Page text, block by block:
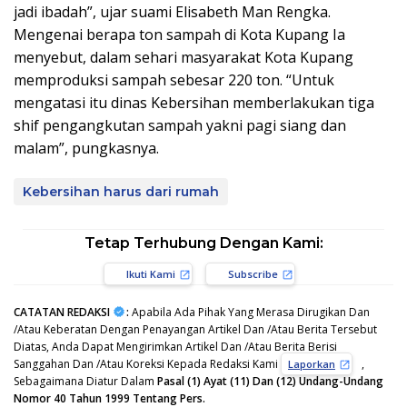
jadi ibadah”, ujar suami Elisabeth Man Rengka.
Mengenai berapa ton sampah di Kota Kupang Ia
menyebut, dalam sehari masyarakat Kota Kupang
memproduksi sampah sebesar 220 ton. “Untuk
mengatasi itu dinas Kebersihan memberlakukan tiga
shif pengangkutan sampah yakni pagi siang dan
malam”, pungkasnya.
Kebersihan harus dari rumah
Tetap Terhubung Dengan Kami:
Ikuti Kami Subscribe
CATATAN REDAKSI : Apabila Ada Pihak Yang Merasa Dirugikan Dan
/Atau Keberatan Dengan Penayangan Artikel Dan /Atau Berita Tersebut
Diatas, Anda Dapat Mengirimkan Artikel Dan /Atau Berita Berisi
Sanggahan Dan /Atau Koreksi Kepada Redaksi Kami
Laporkan
,
Sebagaimana Diatur Dalam Pasal (1) Ayat (11) Dan (12) Undang-Undang
Nomor 40 Tahun 1999 Tentang Pers.